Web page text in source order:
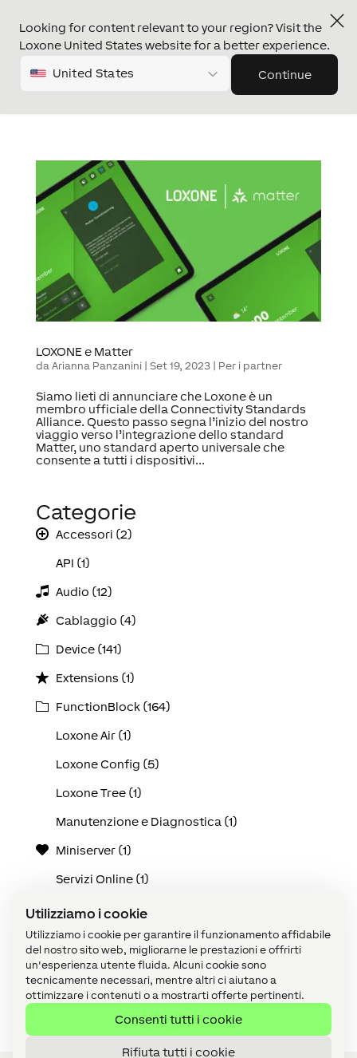
Utilizziamo i cookie
Utilizziamo i cookie per garantire il funzionamento affidabile
del nostro sito web, migliorarne le prestazioni e offrirti
un'esperienza utente fluida. Alcuni cookie sono
tecnicamente necessari, mentre altri ci aiutano a
ottimizzare i contenuti o a mostrarti offerte pertinenti.
Consenti tutti i cookie
Rifiuta tutti i cookie
Looking for content relevant to your region? Visit the
Loxone United States website for a better experience.
United States Continue
LOXONE e Matter
da Arianna Panzanini| Set 19, 2023| Per i partner
Siamo lieti di annunciare che Loxone è un
membro ufficiale della Connectivity Standards
Alliance. Questo passo segna l’inizio del nostro
viaggio verso l’integrazione dello standard
Matter, uno standard aperto universale che
consente a tutti i dispositivi...
Categorie
Accessori (2)
API (1)
Audio (12)
Cablaggio (4)
Device (141)
Extensions (1)
FunctionBlock (164)
Loxone Air (1)
Loxone Config (5)
Loxone Tree (1)
Manutenzione e Diagnostica (1)
Miniserver (1)
Servizi Online (1)
Tutti (130)
Use Cases (25)
Video tutorial (1)
Visualizzazione (1)